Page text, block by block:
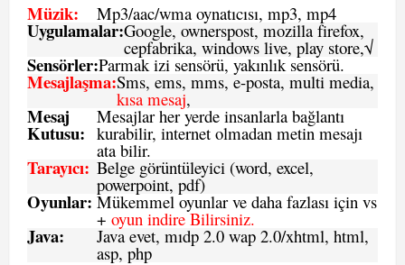
Müzik: Mp3/aac/wma oynatıcısı, mp3, mp4
Uygulamalar:Google, ownerspost, mozilla firefox,
cepfabrika, windows live, play store,√
Sensörler:Parmak izi sensörü, yakınlık sensörü.
Mesajlaşma:Sms, ems, mms, e-posta, multi media,
kısa mesaj,
Mesaj
Kutusu:
Mesajlar her yerde insanlarla bağlantı
kurabilir, internet olmadan metin mesajı
ata bilir.
Tarayıcı: Belge görüntüleyici (word, excel,
powerpoint, pdf)
Oyunlar: Mükemmel oyunlar ve daha fazlası için vs
+ oyun indire Bilirsiniz.
Java: Java evet, mıdp 2.0 wap 2.0/xhtml, html,
asp, php